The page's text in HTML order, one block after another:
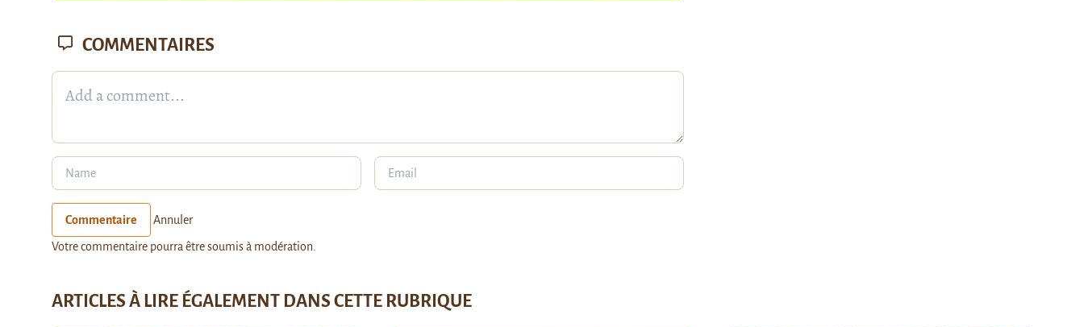
COMMENTAIRES
Commentaire Annuler
Votre commentaire pourra être soumis à modération.
ARTICLES À LIRE ÉGALEMENT DANS CETTE RUBRIQUE